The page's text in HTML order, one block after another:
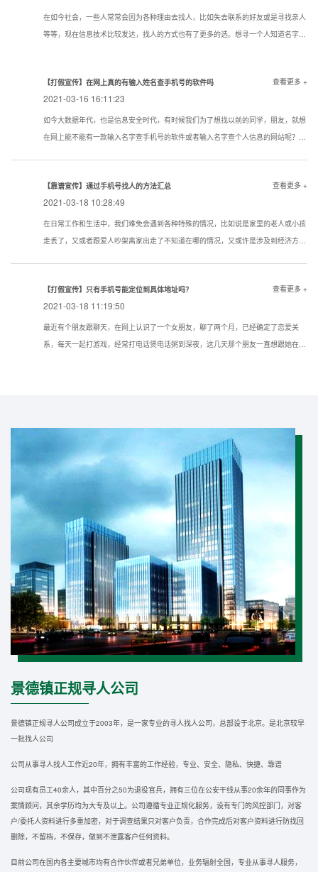
在如今社会，一些人常常会因为各种理由去找人，比如失去联系的好友或是寻找亲人
等等，现在信息技术比较发达，找人的方式也有了更多的选。想寻一个人知道名字该
【打假宣传】在网上真的有输入姓名查手机号的软件吗
2021-03-16 16:11:23
查看更多 +
如今大数据年代，也是信息安全时代，有时候我们为了想找以前的同学，朋友，就想
在网上能不能有一款输入名字查手机号的软件或者输入名字查个人信息的网站呢？答
【靠谱宣传】通过手机号找人的方法汇总
2021-03-18 10:28:49
查看更多 +
在日常工作和生活中，我们难免会遇到各种特殊的情况，比如说是家里的老人或小孩
走丢了，又或者跟爱人吵架离家出走了不知道在哪的情况，又或许是涉及到经济方面
【打假宣传】只有手机号能定位到具体地址吗？
2021-03-18 11:19:50
查看更多 +
最近有个朋友跟聊天，在网上认识了一个女朋友，聊了两个月，已经确定了恋爱关
系，每天一起打游戏，经常打电话煲电话粥到深夜，这几天那个朋友一直想跟她在现
景德镇正规寻人公司
景德镇正规寻人公司成立于2003年，是一家专业的寻人找人公司，总部设于北京。是北京较早
一批找人公司
公司从事寻人找人工作近20年，拥有丰富的工作经验，专业、安全、隐私、快捷、靠谱
公司现有员工40余人，其中百分之50为退役官兵，拥有三位在公安干线从事20余年的同事作为
案情顾问，其余学历均为大专及以上。公司遵循专业正规化服务，设有专门的风控部门，对客
户/委托人资料进行多重加密，对于调查结果只对客户负责，合作完成后对客户资料进行防找回
删除，不留档，不保存，做到不泄露客户任何资料。
目前公司在国内各主要城市均有合作伙伴或者兄弟单位，业务辐射全国，专业从事寻人服务，